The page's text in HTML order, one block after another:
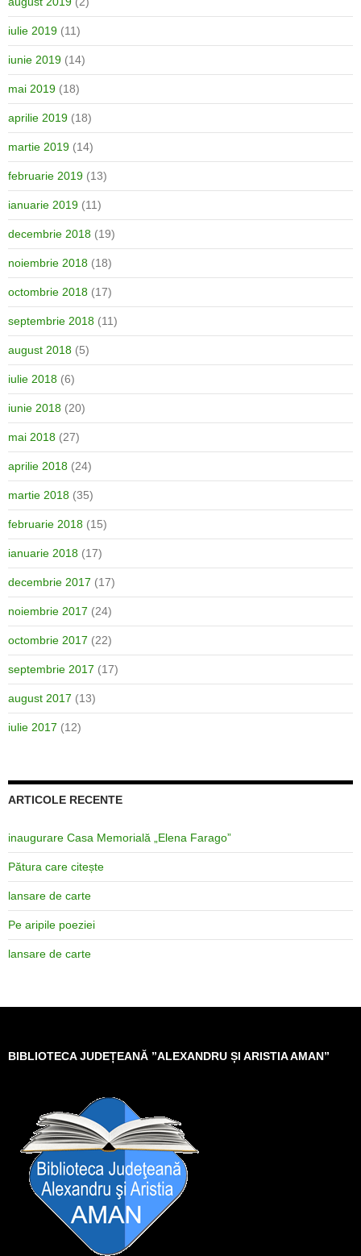
iulie 2019 (11)
iunie 2019 (14)
mai 2019 (18)
aprilie 2019 (18)
martie 2019 (14)
februarie 2019 (13)
ianuarie 2019 (11)
decembrie 2018 (19)
noiembrie 2018 (18)
octombrie 2018 (17)
septembrie 2018 (11)
august 2018 (5)
iulie 2018 (6)
iunie 2018 (20)
mai 2018 (27)
aprilie 2018 (24)
martie 2018 (35)
februarie 2018 (15)
ianuarie 2018 (17)
decembrie 2017 (17)
noiembrie 2017 (24)
octombrie 2017 (22)
septembrie 2017 (17)
august 2017 (13)
iulie 2017 (12)
ARTICOLE RECENTE
inaugurare Casa Memorială „Elena Farago”
Pătura care citește
lansare de carte
Pe aripile poeziei
lansare de carte
BIBLIOTECA JUDEȚEANĂ ”ALEXANDRU ȘI ARISTIA AMAN”